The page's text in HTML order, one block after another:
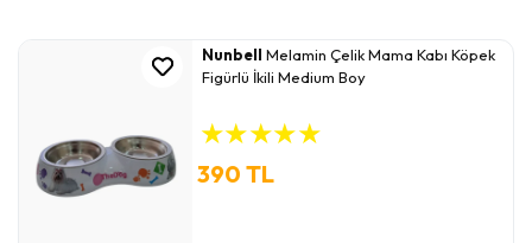
Nunbell Melamin Çelik Mama Kabı Köpek
Figürlü İkili Medium Boy
★★★★★
390 TL